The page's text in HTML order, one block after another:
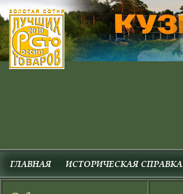
ГЛАВНАЯ ИСТОРИЧЕСКАЯ СПРАВКА